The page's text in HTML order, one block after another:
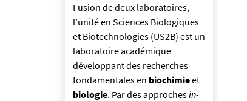
Fusion de deux laboratoires,
l’unité en Sciences Biologiques
et Biotechnologies (US2B) est un
laboratoire académique
développant des recherches
fondamentales en biochimieet
biologie. Par des approchesin-